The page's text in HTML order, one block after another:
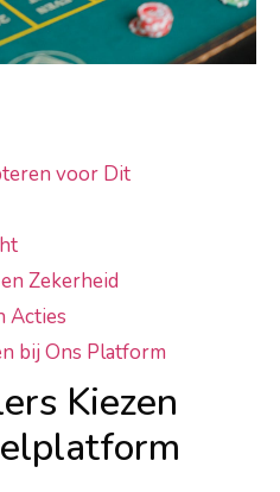
voor Dit
Zekerheid
Acties
bij Ons Platform
Kiezen